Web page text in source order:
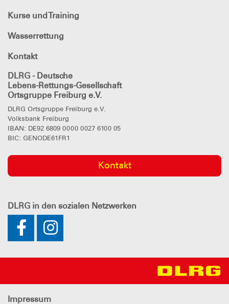
Kurse und Training
Wasserrettung
Kontakt
DLRG - Deutsche
Lebens-Rettungs-Gesellschaft
Ortsgruppe Freiburg e.V.
DLRG Ortsgruppe Freiburg e.V.
Volksbank Freiburg
IBAN: DE92 6809 0000 0027 6100 05
BIC: GENODE61FR1
Kontakt
DLRG in den sozialen Netzwerken
Impressum